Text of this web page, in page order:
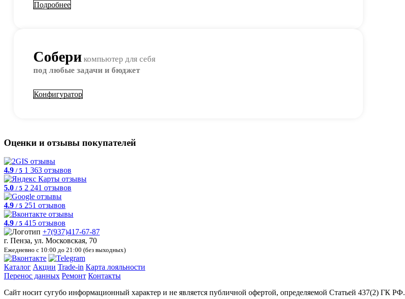
Подробнее
Собери компьютер для себя
под любые задачи и бюджет
Конфигуратор
Оценки и отзывы покупателей
4.9 / 5 1 363 отзывов
5.0 / 5 2 241 отзывов
4.9 / 5 251 отзывов
4.9 / 5 415 отзывов
+7(937)417-67-87
г. Пенза, ул. Московская, 70
Ежедневно с 10:00 до 21:00 (без выходных)
Каталог Акции Trade-in Карта лояльности
Перенос данных Ремонт Контакты
Сайт носит сугубо информационный характер и не является публичной офертой, определяемой Статьей 437(2) ГК РФ.